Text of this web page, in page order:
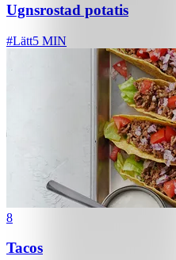
Ugnsrostad potatis
#Lätt5 MIN
8
Tacos